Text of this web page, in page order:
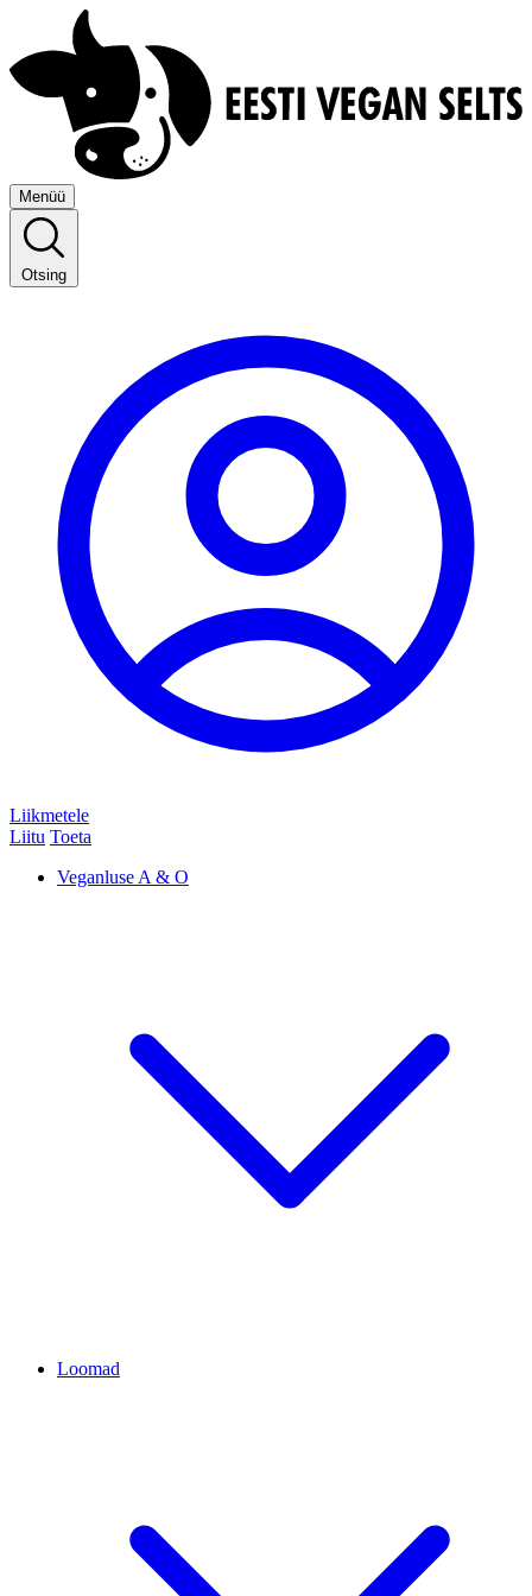
Menüü
Otsing
Liikmetele
Liitu Toeta
Veganluse A & O
Loomad